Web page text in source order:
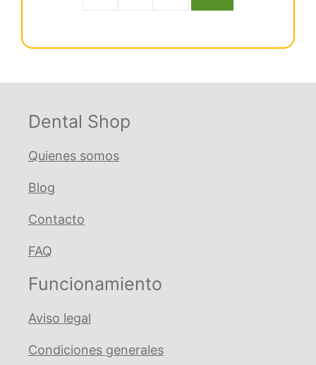
era:
es:
Dental Shop
Quienes somos
Blog
Contacto
FAQ
Funcionamiento
Aviso legal
Condiciones generales